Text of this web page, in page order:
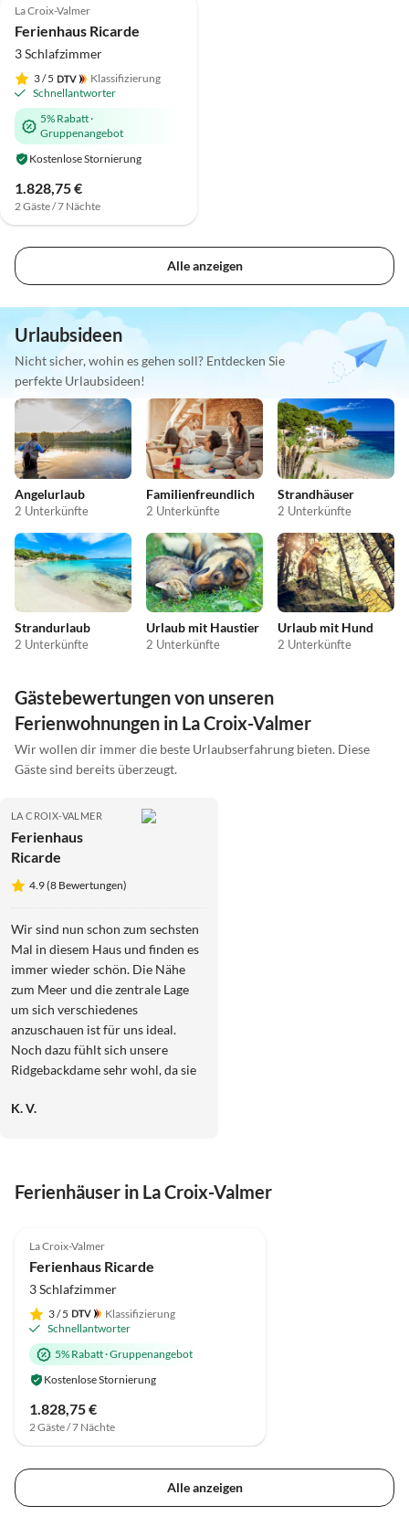
Super-Gastgeber
La Croix-Valmer
Ferienhaus Ricarde
3 Schlafzimmer
3/ 5
Klassifizierung
Schnellantworter
5% Rabatt·
Gruppenangebot
Kostenlose Stornierung
1.828,75 €
2 Gäste / 7 Nächte
Alle anzeigen
Urlaubsideen
Nicht sicher, wohin es gehen soll? Entdecken Sie
perfekte Urlaubsideen!
Angelurlaub
2 Unterkünfte
Familienfreundlich
2 Unterkünfte
Strandhäuser
2 Unterkünfte
Strandurlaub
2 Unterkünfte
Urlaub mit Haustier
2 Unterkünfte
Urlaub mit Hund
2 Unterkünfte
Gästebewertungen von unseren
Ferienwohnungen in La Croix-Valmer
Wir wollen dir immer die beste Urlaubserfahrung bieten. Diese
Gäste sind bereits überzeugt.
LA CROIX-VALMER
Ferienhaus
Ricarde
4.9 (8 Bewertungen)
Wir sind nun schon zum sechsten
Mal in diesem Haus und finden es
immer wieder schön. Die Nähe
zum Meer und die zentrale Lage
um sich verschiedenes
anzuschauen ist für uns ideal.
Noch dazu fühlt sich unsere
Ridgebackdame sehr wohl, da sie
K. V.
Ferienhäuser in La Croix-Valmer
Super-Gastgeber
La Croix-Valmer
Ferienhaus Ricarde
3 Schlafzimmer
3/ 5
Klassifizierung
Schnellantworter
5% Rabatt·Gruppenangebot
Kostenlose Stornierung
1.828,75 €
2 Gäste / 7 Nächte
Alle anzeigen